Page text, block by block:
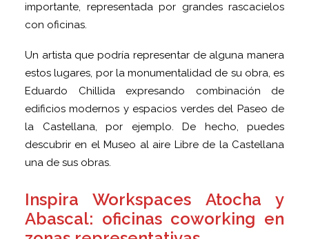
importante, representada por grandes rascacielos
con oficinas.
Un artista que podría representar de alguna manera
estos lugares, por la monumentalidad de su obra, es
Eduardo Chillida expresando combinación de
edificios modernos y espacios verdes del Paseo de
la Castellana, por ejemplo. De hecho, puedes
descubrir en el Museo al aire Libre de la Castellana
una de sus obras.
Inspira Workspaces Atocha y
Abascal: oficinas coworking en